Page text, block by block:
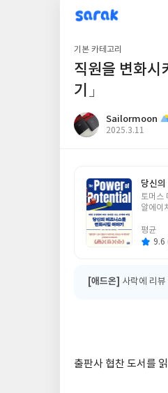
sarak
Sailormoon
기본 카테고리
직원을 변화시
기」
Sailormoon
작
2025.3.11
당신의
글
쓴
토머스
알에이
평균
9.6
[애드온] 사락에 리뷰
출판사 협찬 도서를